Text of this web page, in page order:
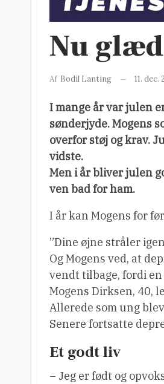
Nu
Af Bodil Lanting 11. dec.
I mange år var julen
sønderjyde. Mogens
overfor støj og krav.
vidste.
Men i år bliver julen
ven bad for ham.
I år kan Mogens for
”Dine øjne stråler
Og Mogens ved, at
vendt tilbage, fordi
Mogens Dirksen, 40,
Allerede som ung
Senere fortsatte
Et godt liv
– Jeg er født og